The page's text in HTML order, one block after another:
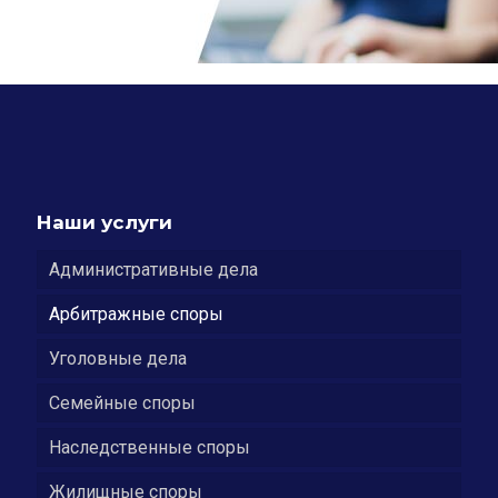
Наши услуги
Административные дела
Арбитражные споры
Уголовные дела
Семейные споры
Наследственные споры
Жилищные споры